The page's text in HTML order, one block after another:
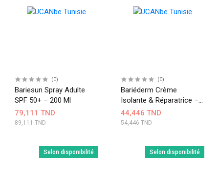
(0)
Bariesun Spray Adulte
SPF 50+ – 200 Ml
79,111 TND
89,111 TND
(0)
Bariéderm Crème
Isolante & Réparatrice –
100 Ml
44,446 TND
54,446 TND
Selon disponibilité Selon disponibilité